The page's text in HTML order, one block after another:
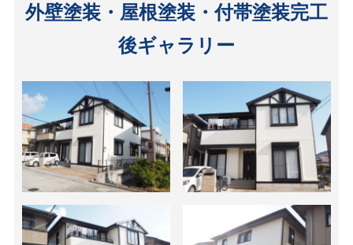
外壁塗装・屋根塗装・付帯塗装完工
後ギャラリー